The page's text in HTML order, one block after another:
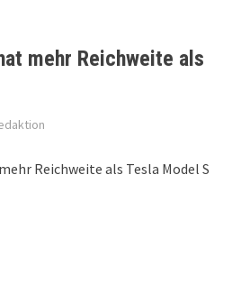
mehr Reichweite als